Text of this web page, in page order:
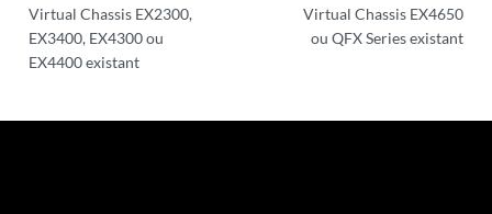
Virtual Chassis EX2300,
EX3400, EX4300 ou
EX4400 existant
Virtual Chassis EX4650
ou QFX Series existant